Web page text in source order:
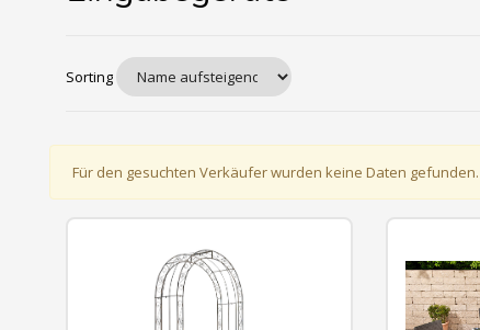
Sorting
Für den gesuchten Verkäufer wurden keine Daten